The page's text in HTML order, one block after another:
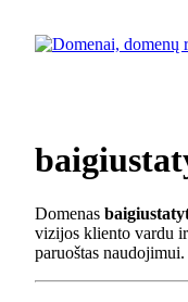
Domenas
vizijos kliento vardu
paruoštas naudojimui.